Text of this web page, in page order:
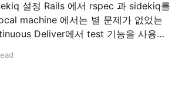
rspec 과 sidekiq를
machine 에서는 별 문제가 없었는
Deliver에서 test 기능을 사용하